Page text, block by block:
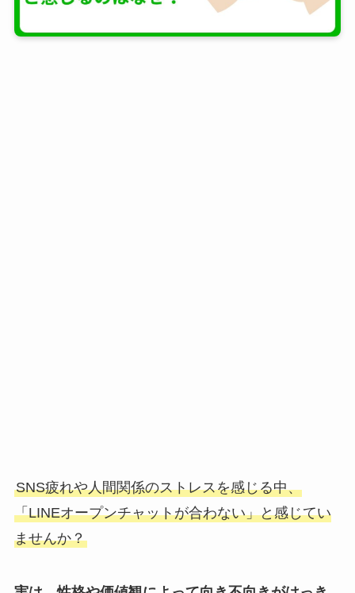
SNS疲れや人間関係のストレスを感じる中、
「LINEオープンチャットが合わない」と感じてい
ませんか？